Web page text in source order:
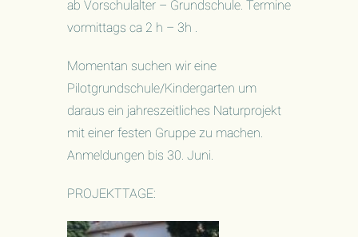
ab Vorschulalter – Grundschule. Termine
vormittags ca 2 h – 3h .
Momentan suchen wir eine
Pilotgrundschule/Kindergarten um
daraus ein jahreszeitliches Naturprojekt
mit einer festen Gruppe zu machen.
Anmeldungen bis 30. Juni.
PROJEKTTAGE: